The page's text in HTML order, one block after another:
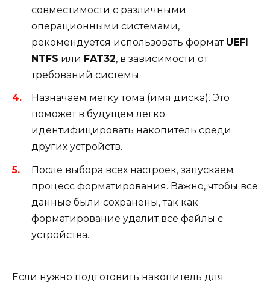
совместимости с различными
операционными системами,
рекомендуется использовать формат UEFI
NTFS или FAT32, в зависимости от
требований системы.
Назначаем метку тома (имя диска). Это
поможет в будущем легко
идентифицировать накопитель среди
других устройств.
После выбора всех настроек, запускаем
процесс форматирования. Важно, чтобы все
данные были сохранены, так как
форматирование удалит все файлы с
устройства.
Если нужно подготовить накопитель для